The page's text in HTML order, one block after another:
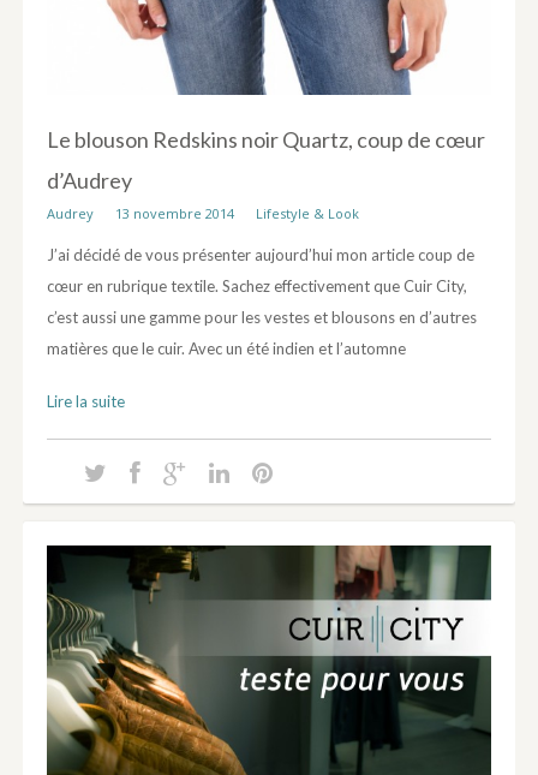
Le blouson Redskins noir Quartz, coup de cœur
d’Audrey
Audrey 13 novembre 2014 Lifestyle & Look
J’ai décidé de vous présenter aujourd’hui mon article coup de
cœur en rubrique textile. Sachez effectivement que Cuir City,
c’est aussi une gamme pour les vestes et blousons en d’autres
matières que le cuir. Avec un été indien et l’automne
Lire la suite